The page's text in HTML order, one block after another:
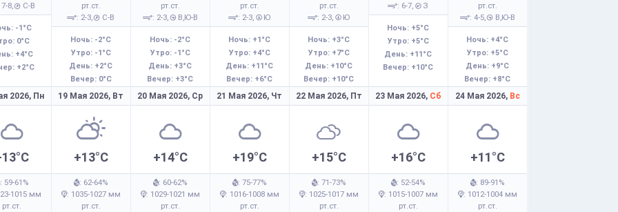
7-8,
С-В
-1°C
0°C
+4°C
+2°C
рт.ст.
: 2-3,
С-В
Ночь: -2°C
Утро: -1°C
День: +2°C
Вечер: 0°C
рт.ст.
: 2-3, В,Ю-В
Ночь: -2°C
Утро: -1°C
День: +3°C
Вечер: +3°C
рт.ст.
: 2-3, Ю
Ночь: +1°C
Утро: +4°C
День: +11°C
Вечер: +6°C
рт.ст.
: 2-3, Ю
Ночь: +3°C
Утро: +7°C
День: +10°C
Вечер: +10°C
: 6-7, З
Ночь: +5°C
Утро: +5°C
День: +11°C
Вечер: +10°C
рт.ст.
: 4-5, В,Ю-В
Ночь: +4°C
Утро: +5°C
День: +9°C
Вечер: +8°C
2026, Пн
: 59-61%
1015 мм
рт.ст.
19 Мая 2026, Вт
+13°C
: 62-64%
: 1035-1027 мм
рт.ст.
20 Мая 2026, Ср
+14°C
: 60-62%
: 1029-1021 мм
рт.ст.
21 Мая 2026, Чт
+19°C
: 75-77%
: 1016-1008 мм
рт.ст.
22 Мая 2026, Пт
+15°C
: 71-73%
: 1025-1017 мм
рт.ст.
23 Мая 2026, Сб
+16°C
: 52-54%
: 1015-1007 мм
рт.ст.
24 Мая 2026, Вс
+11°C
: 89-91%
: 1012-1004 мм
рт.ст.